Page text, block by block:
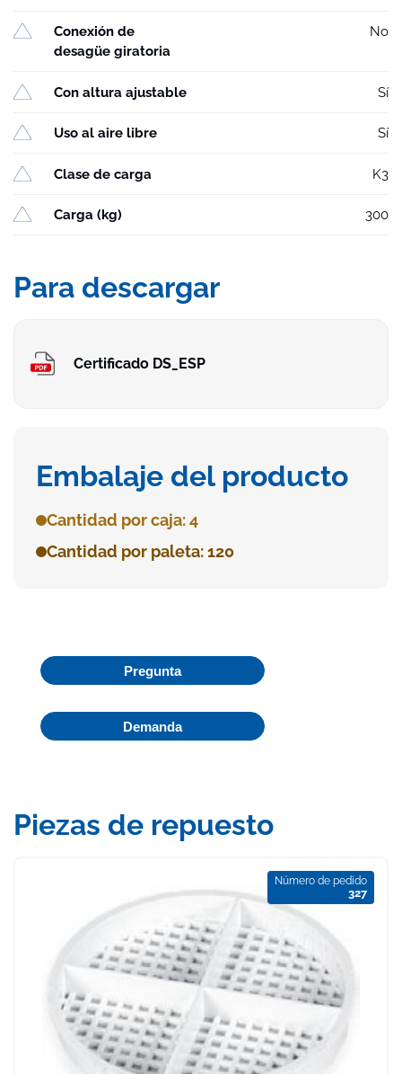
Conexión de
desagüe giratoria
No
Con altura ajustable Sí
Uso al aire libre Sí
Clase de carga K3
Carga (kg) 300
Para descargar
Certificado DS_ESP
Embalaje del producto
Cantidad por caja: 4
Cantidad por paleta: 120
Pregunta
Demanda
Piezas de repuesto
Número de pedido
327